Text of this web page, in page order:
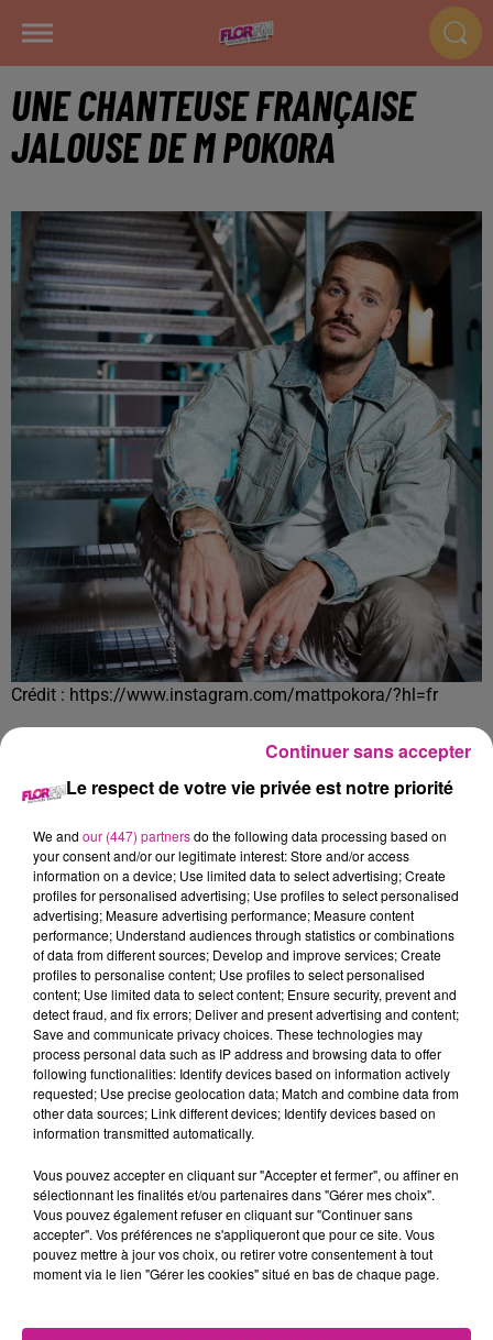
UNE CHANTEUSE FRANÇAISE
JALOUSE DE M POKORA
Crédit : https://www.instagram.com/mattpokora/?hl=fr
Cette chanteuse c’est Aya Nakamura. Lors des MTV Europe
nommée dans la catégorie "meilleur artiste français" aux
Pokora. Et c’est M Pokora qui a remporté le titre. Peu de
temps après Aya Nakamura a tweeté"Il a gagné pour quel
son ? Rien contre lui mais il n'est même pas dans le top 10".
Elle a ensuite effacé son tweet.
TITRES DIFFUSÉS Voir plus
0h51
0h51
BOB MARLEY
Is This Love
0h48
0h48
KEEN'V
Soleil Dans Ma Tete
0h46
0h46
ALEX WARREN
Fever Dream
0h42
0h42 0h40
0h40 0h37
0h37
Le respect de votre vie privée est notre priorité
We and our (447) partnersdo the following data processing based on
your consent and/or our legitimate interest: Store and/or access
information on a device; Use limited data to select advertising; Create
profiles for personalised advertising; Use profiles to select personalised
advertising; Measure advertising performance; Measure content
performance; Understand audiences through statistics or combinations
of data from different sources; Develop and improve services; Create
profiles to personalise content; Use profiles to select personalised
content; Use limited data to select content; Ensure security, prevent and
detect fraud, and fix errors; Deliver and present advertising and content;
Save and communicate privacy choices. These technologies may
process personal data such as IP address and browsing data to offer
following functionalities: Identify devices based on information actively
requested; Use precise geolocation data; Match and combine data from
other data sources; Link different devices; Identify devices based on
information transmitted automatically.
Vous pouvez accepter en cliquant sur "Accepter et fermer", ou affiner en
sélectionnant les finalités et/ou partenaires dans "Gérer mes choix".
Vous pouvez également refuser en cliquant sur "Continuer sans
accepter". Vos préférences ne s'appliqueront que pour ce site. Vous
pouvez mettre à jour vos choix, ou retirer votre consentement à tout
moment via le lien "Gérer les cookies" situé en bas de chaque page.
Continuer sans accepter